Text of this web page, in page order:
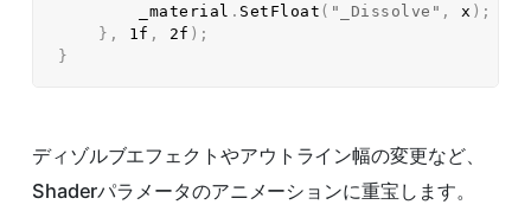
        _material
. SetFloat ( "_Dissolve" , x ) ;
} , 1f , 2f ) ;
}
ディゾルブエフェクトやアウトライン幅の変更など、
Shaderパラメータのアニメーションに重宝します。